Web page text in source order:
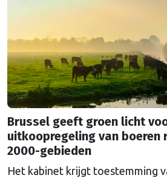
Euroclear parkeerde. De EU
Brussel geeft groen licht
uitkoopregeling van boeren
2000-gebieden
Het kabinet krijgt toestemming